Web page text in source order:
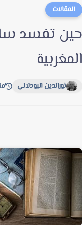
تفسد
نورالدين البودلالي منذ 3 سنة